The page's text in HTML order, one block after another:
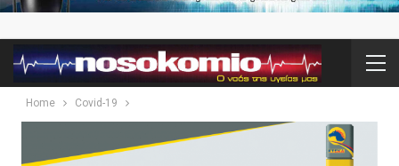
Home Covid-19